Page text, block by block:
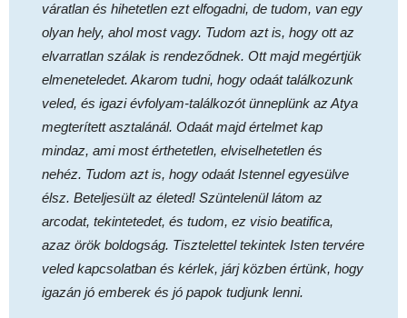
váratlan és hihetetlen ezt elfogadni, de tudom, van egy
olyan hely, ahol most vagy. Tudom azt is, hogy ott az
elvarratlan szálak is rendeződnek. Ott majd megértjük
elmeneteledet. Akarom tudni, hogy odaát találkozunk
veled, és igazi évfolyam-találkozót ünneplünk az Atya
megterített asztalánál. Odaát majd értelmet kap
mindaz, ami most érthetetlen, elviselhetetlen és
nehéz. Tudom azt is, hogy odaát Istennel egyesülve
élsz. Beteljesült az életed! Szüntelenül látom az
arcodat, tekintetedet, és tudom, ez visio beatifica,
azaz örök boldogság. Tisztelettel tekintek Isten tervére
veled kapcsolatban és kérlek, járj közben értünk, hogy
igazán jó emberek és jó papok tudjunk lenni.